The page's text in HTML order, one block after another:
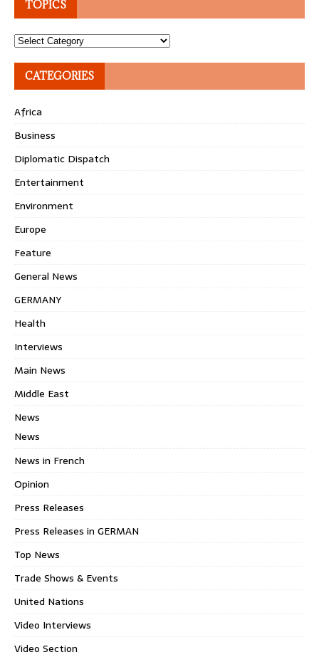
TOPICS
Topics
CATEGORIES
Africa
Business
Diplomatic Dispatch
Entertainment
Environment
Europe
Feature
General News
GERMANY
Health
Interviews
Main News
Middle East
News
News
News in French
Opinion
Press Releases
Press Releases in GERMAN
Top News
Trade Shows & Events
United Nations
Video Interviews
Video Section